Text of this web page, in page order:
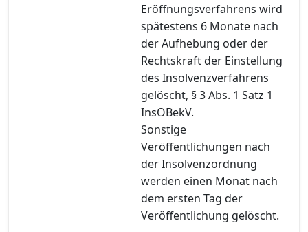
Eröffnungsverfahrens wird
spätestens 6 Monate nach
der Aufhebung oder der
Rechtskraft der Einstellung
des Insolvenzverfahrens
gelöscht, § 3 Abs. 1 Satz 1
InsOBekV.
Sonstige
Veröffentlichungen nach
der Insolvenzordnung
werden einen Monat nach
dem ersten Tag der
Veröffentlichung gelöscht.